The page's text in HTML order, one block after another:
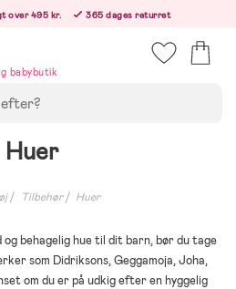
over 495 kr.
365 dages returret
babybutik
Huer
Tilbehør Huer
behagelig hue til dit barn, bør du tage
som Didriksons, Geggamoja, Joha,
om du er på udkig efter en hyggelig